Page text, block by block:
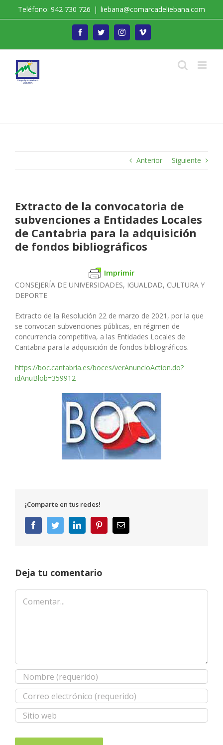
Teléfono: 942 730 726 | liebana@comarcadeliebana.com
FacebookTwitterInstagramVimeo
Anterior Siguiente
Extracto de la convocatoria de
subvenciones a Entidades Locales
de Cantabria para la adquisición
de fondos bibliográficos
Imprimir
CONSEJERÍA DE UNIVERSIDADES, IGUALDAD, CULTURA Y
DEPORTE
Extracto de la Resolución 22 de marzo de 2021, por la que
se convocan subvenciones públicas, en régimen de
concurrencia competitiva, a las Entidades Locales de
Cantabria para la adquisición de fondos bibliográficos.
https://boc.cantabria.es/boces/verAnuncioAction.do?
idAnuBlob=359912
¡Comparte en tus redes!
FacebookTwitterLinkedInPinterestCorreo
electrónico
Deja tu comentario
Comentar